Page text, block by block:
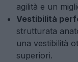
agilità e un
Vestibilità
strutturata
una vestibilità
superiori.